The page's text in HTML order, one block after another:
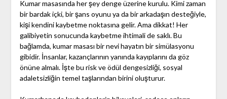
Kumar masasında her şey denge üzerine kurulu. Kimi zaman
bir bardak içki, bir şans oyunu ya da bir arkadaşın desteğiyle,
kişi kendini kaybetme noktasına gelir. Ama dikkat! Her
galibiyetin sonucunda kaybetme ihtimali de saklı. Bu
bağlamda, kumar masası bir nevi hayatın bir simülasyonu
gibidir. İnsanlar, kazançlarının yanında kayıplarını da göz
önüne almalı. İşte bu risk ve ödül dengesizliği, sosyal
adaletsizliğin temel taşlarından birini oluşturur.